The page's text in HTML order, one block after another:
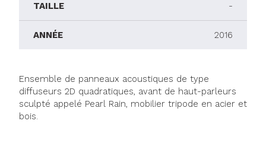
TAILLE -
ANNÉE 2016
Ensemble de panneaux acoustiques de type
diffuseurs 2D quadratiques, avant de haut-parleurs
sculpté appelé Pearl Rain, mobilier tripode en acier et
bois.